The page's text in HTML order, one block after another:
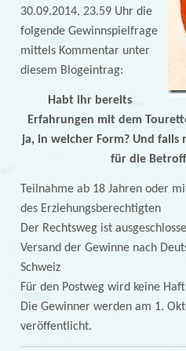
30.09.2014, 23.59 Uhr die
folgende Gewinnspielfrage
mittels Kommentar unter
diesem Blogeintrag:
Habt ihr bereits
Erfahrungen mit dem
ja, in welcher Form? Und
für die
Teilnahme ab 18 Jahren oder
des Erziehungsberechtigten
Der Rechtsweg ist
Versand der Gewinne nach
Schweiz
Für den Postweg wird keine
Die Gewinner werden am 1.
veröffentlicht.